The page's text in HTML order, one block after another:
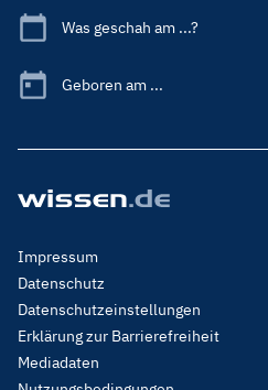
Was geschah am ...?
Geboren am ...
Footer
Menu
Legal
Impressum
Datenschutz
Datenschutzeinstellungen
Erklärung zur Barrierefreiheit
Mediadaten